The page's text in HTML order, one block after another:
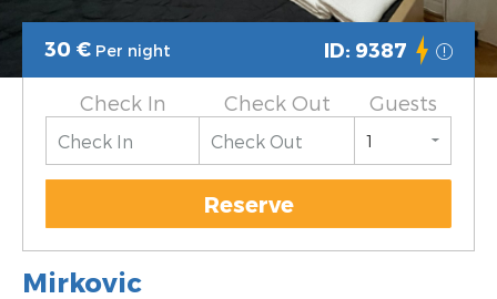
30 € Per night ID: 9387
Check In Check Out Guests
Reserve
Mirkovic